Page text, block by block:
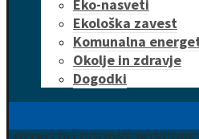
Eko-nasveti
Ekološka zavest
Komunalna
Okolje in zdravje
Dogodki